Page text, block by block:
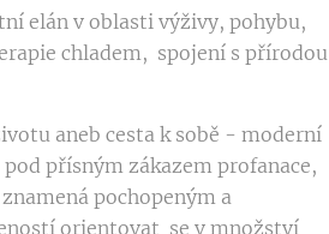
elán v oblasti výživy, pohybu,
chladem, spojení s přírodou
aneb cesta k sobě - moderní
přísným zákazem profanace,
pochopeným a
orientovat se v množství